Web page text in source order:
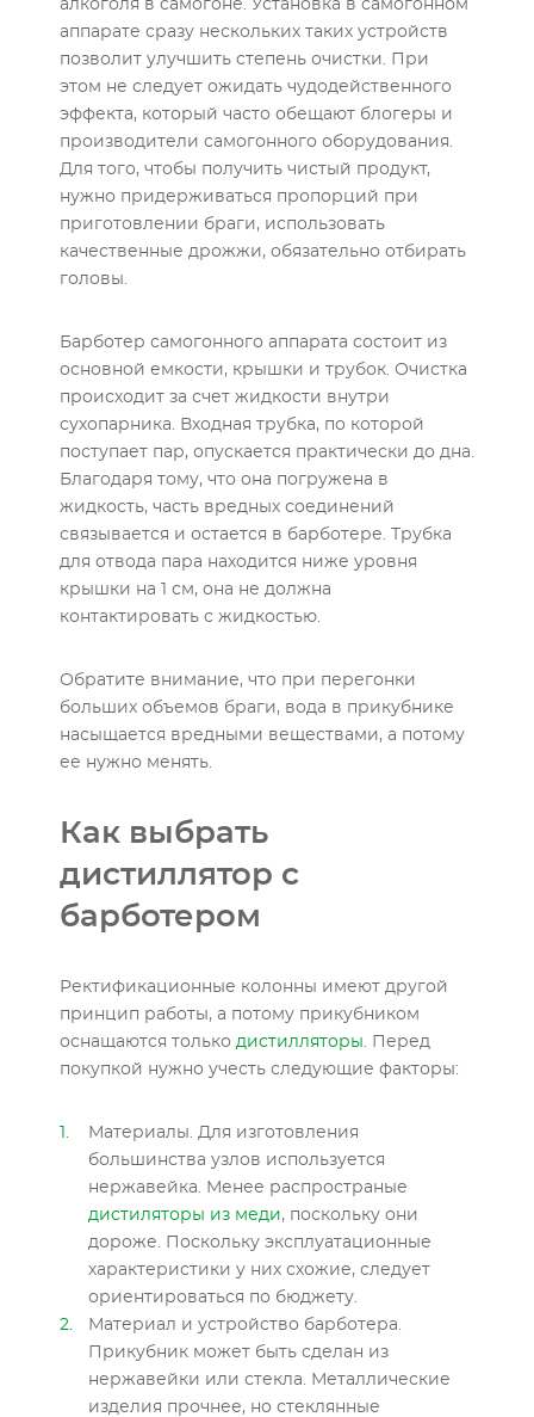
алкоголя в самогоне. Установка в самогонном
аппарате сразу нескольких таких устройств
позволит улучшить степень очистки. При
этом не следует ожидать чудодейственного
эффекта, который часто обещают блогеры и
производители самогонного оборудования.
Для того, чтобы получить чистый продукт,
нужно придерживаться пропорций при
приготовлении браги, использовать
качественные дрожжи, обязательно отбирать
головы.
Барботер самогонного аппарата состоит из
основной емкости, крышки и трубок. Очистка
происходит за счет жидкости внутри
сухопарника. Входная трубка, по которой
поступает пар, опускается практически до дна.
Благодаря тому, что она погружена в
жидкость, часть вредных соединений
связывается и остается в барботере. Трубка
для отвода пара находится ниже уровня
крышки на 1 см, она не должна
контактировать с жидкостью.
Обратите внимание, что при перегонки
больших объемов браги, вода в прикубнике
насыщается вредными веществами, а потому
ее нужно менять.
Как выбрать
дистиллятор с
барботером
Ректификационные колонны имеют другой
принцип работы, а потому прикубником
оснащаются только дистилляторы. Перед
покупкой нужно учесть следующие факторы:
Материалы. Для изготовления
большинства узлов используется
нержавейка. Менее распространые
дистиляторы из меди, поскольку они
дороже. Поскольку эксплуатационные
характеристики у них схожие, следует
ориентироваться по бюджету.
Материал и устройство барботера.
Прикубник может быть сделан из
нержавейки или стекла. Металлические
изделия прочнее, но стеклянные